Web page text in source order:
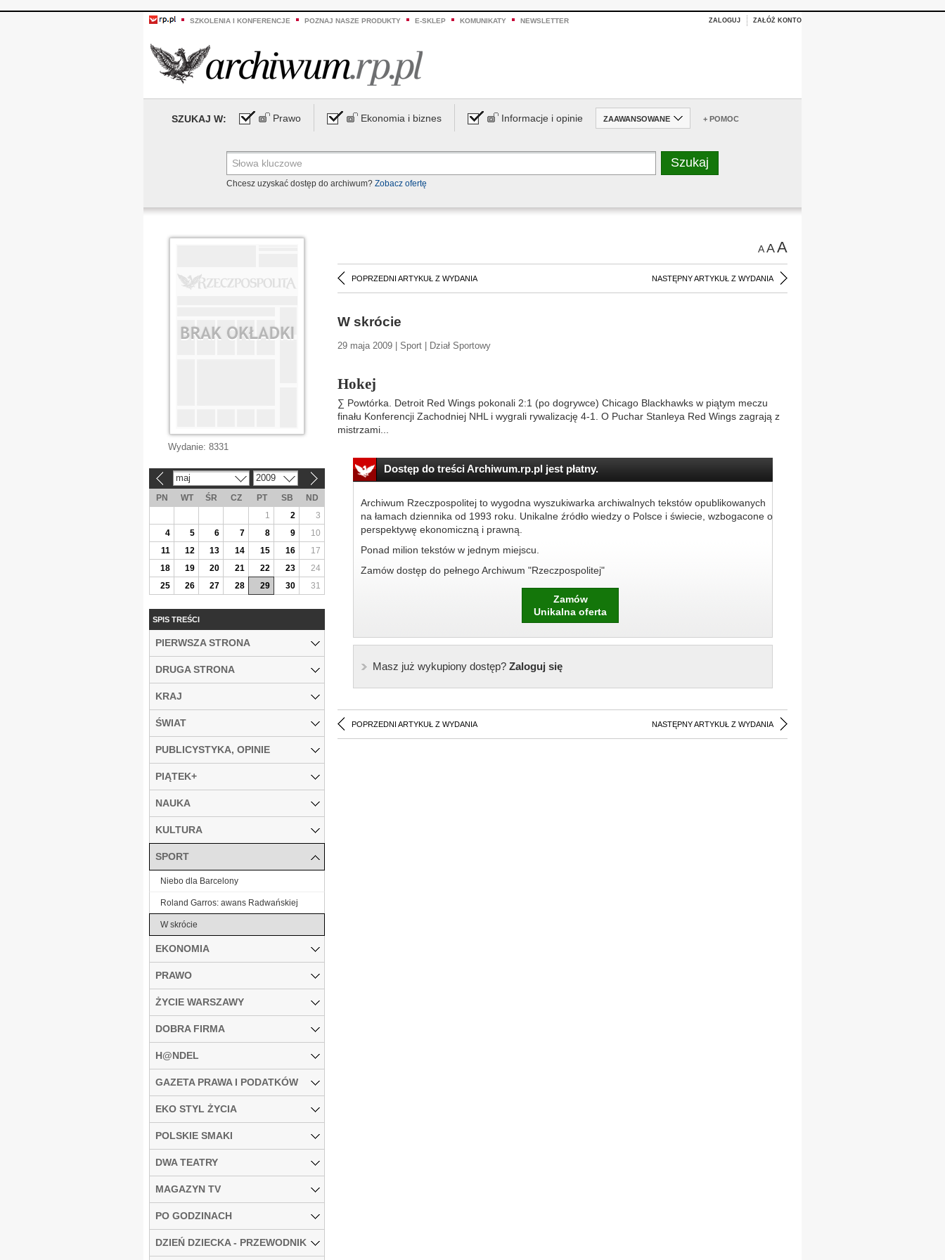
SZKOLENIA I KONFERENCJE POZNAJ NASZE PRODUKTY E-SKLEP KOMUNIKATY NEWSLETTER ZALOGUJ ZAŁÓŻ KONTO
SZUKAJ W: Prawo Ekonomia i biznes Informacje i opinie ZAAWANSOWANE + POMOC
Chcesz uzyskać dostęp do archiwum? Zobacz ofertę
AAA
POPRZEDNI ARTYKUŁ Z WYDANIA NASTĘPNY ARTYKUŁ Z WYDANIA
W skrócie
29 maja 2009 | Sport | Dział Sportowy
Hokej
∑ Powtórka. Detroit Red Wings pokonali 2:1 (po dogrywce) Chicago Blackhawks w piątym meczu
finału Konferencji Zachodniej NHL i wygrali rywalizację 4-1. O Puchar Stanleya Red Wings zagrają z
mistrzami...
Dostęp do treści Archiwum.rp.pl jest płatny.
Archiwum Rzeczpospolitej to wygodna wyszukiwarka archiwalnych tekstów opublikowanych
na łamach dziennika od 1993 roku. Unikalne źródło wiedzy o Polsce i świecie, wzbogacone o
perspektywę ekonomiczną i prawną.
Ponad milion tekstów w jednym miejscu.
Zamów dostęp do pełnego Archiwum "Rzeczpospolitej"
Zamów
Unikalna oferta
Masz już wykupiony dostęp?Zaloguj się
POPRZEDNI ARTYKUŁ Z WYDANIA NASTĘPNY ARTYKUŁ Z WYDANIA
Wydanie: 8331
maj 2009
PN WT ŚR CZ PT SB
ND
1
2
3
4
5 6 7 8 9
10
11
12 13 14 15 16
17
18
19 20 21 22 23
24
25
26 27 28 29 30 31
SPIS TREŚCI
PIERWSZA STRONA
DRUGA STRONA
KRAJ
ŚWIAT
PUBLICYSTYKA, OPINIE
PIĄTEK+
NAUKA
KULTURA
SPORT
Niebo dla Barcelony
Roland Garros: awans Radwańskiej
W skrócie
EKONOMIA
PRAWO
ŻYCIE WARSZAWY
DOBRA FIRMA
H@NDEL
GAZETA PRAWA I PODATKÓW
EKO STYL ŻYCIA
POLSKIE SMAKI
DWA TEATRY
MAGAZYN TV
PO GODZINACH
DZIEŃ DZIECKA - PRZEWODNIK